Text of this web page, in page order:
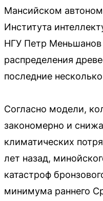
Мансийском
Института
НГУ Петр
распределения
последние
Согласно модели,
закономерно и
климатических
лет назад,
катастроф
минимума раннего